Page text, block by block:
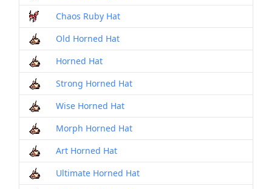
Chaos Ruby Hat
Old Horned Hat
Horned Hat
Strong Horned Hat
Wise Horned Hat
Morph Horned Hat
Art Horned Hat
Ultimate Horned Hat